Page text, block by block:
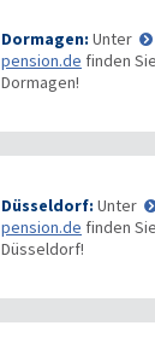
Dormagen: Unter
pension.de finden
Dormagen!
Düsseldorf: Unter
pension.de finden
Düsseldorf!